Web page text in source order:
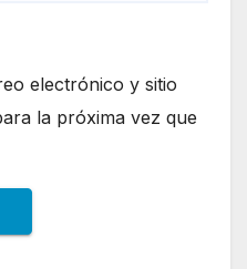
electrónico y sitio
la próxima vez que